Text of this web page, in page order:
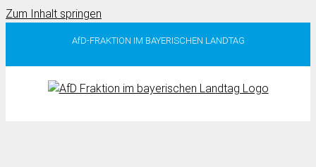
Zum Inhalt springen
AfD-FRAKTION IM BAYERISCHEN LANDTAG